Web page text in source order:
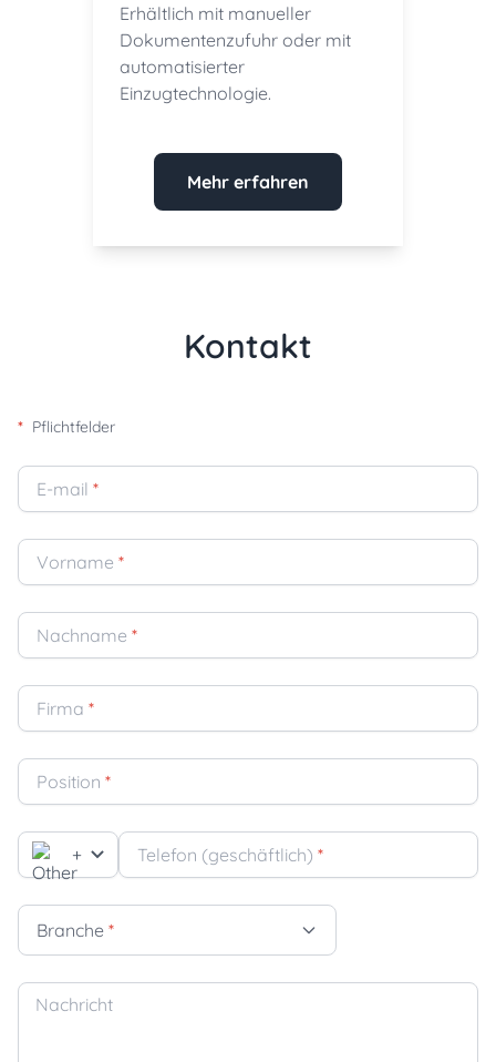
Erhältlich mit manueller
Dokumentenzufuhr oder mit
automatisierter
Einzugtechnologie.
Mehr erfahren
Kontakt
* Pflichtfelder
E-mail *
Vorname *
Nachname *
Firma *
Position *
+ Telefon (geschäftlich) *
Branche *
Nachricht